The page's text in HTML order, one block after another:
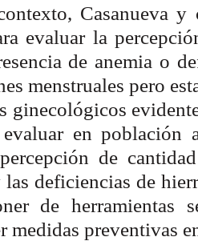
Casanueva
evaluar la
de anemia o
menstruales pero
ginecológicos
en población
de
las deficiencias de
de herramientas
medidas preventivas